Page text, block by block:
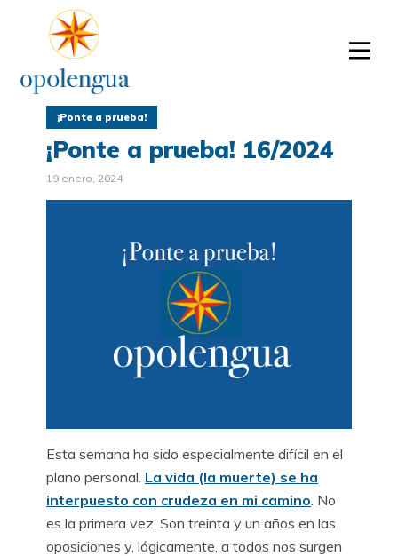
¡Ponte a prueba!
¡Ponte a prueba! 16/2024
19 enero, 2024
Esta semana ha sido especialmente difícil en el
plano personal. La vida (la muerte) se ha
interpuesto con crudeza en mi camino . No
es la primera vez. Son treinta y un años en las
oposiciones y, lógicamente, a todos nos surgen